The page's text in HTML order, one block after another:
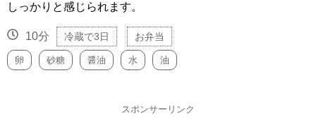
しっかりと感じられます。
10分 冷蔵で3日 お弁当
卵 砂糖 醤油 水 油
スポンサーリンク